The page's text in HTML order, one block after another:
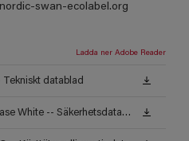
swan-ecolabel.org
Ladda ner Adobe Reader
datablad
Sadolin Wall True Matt Base White -- Säkerhetsdatablad